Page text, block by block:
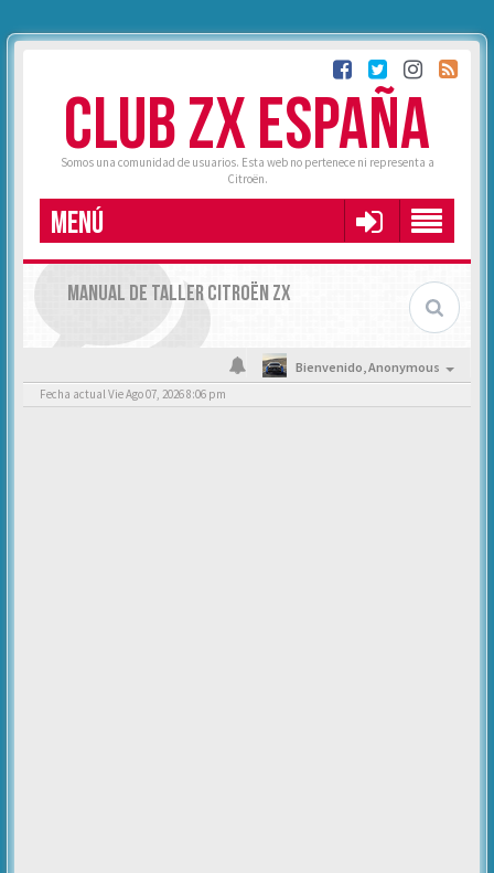
CLUB ZX ESPAÑA
Somos una comunidad de usuarios. Esta web no pertenece ni representa a
Citroën.
MENÚ
MANUAL DE TALLER CITROËN ZX
Bienvenido,Anonymous
Fecha actual Vie Ago 07, 2026 8:06 pm